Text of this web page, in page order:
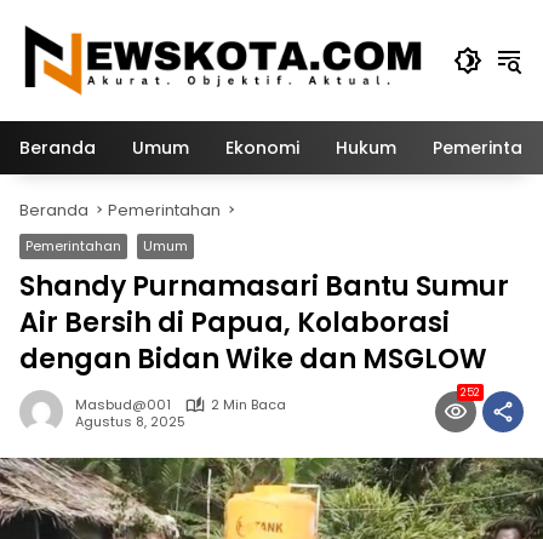
konten
Beranda Umum Ekonomi Hukum
Beranda Pemerintahan
Pemerintahan Umum
Shandy Purnamasari Bantu Sumur
Air Bersih di Papua, Kolaborasi
dengan Bidan Wike dan MSGLOW
Masbud@001
2 Min Baca
Agustus 8, 2025
252